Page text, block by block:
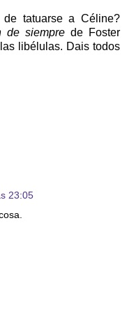
tatuarse a Céline?
de siemprede Foster
libélulas. Dais todos
23:05